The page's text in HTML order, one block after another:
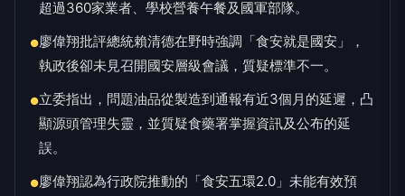
超過360家業者、學校營養午餐及國軍部隊。
●廖偉翔批評總統賴清德在野時強調「食安就是國安」，
執政後卻未見召開國安層級會議，質疑標準不一。
●立委指出，問題油品從製造到通報有近3個月的延遲，凸
顯源頭管理失靈，並質疑食藥署掌握資訊及公布的延
誤。
●廖偉翔認為行政院推動的「食安五環2.0」未能有效預